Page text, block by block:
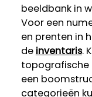
beeldbank in
Voor een
en prenten in
de inventaris.
topografische
een
categorieën